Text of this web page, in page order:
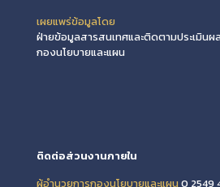
เผยแพร่ข้อมูลโดย
ฝ่ายข้อมูลสารสนเทศและติดตามประเมินผล
กองนโยบายและแผน
ติดต่อส่วนงานภายใน
ผู้อำนวยการกองนโยบายและแผน 0 2549